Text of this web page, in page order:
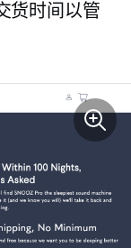
货时间以管